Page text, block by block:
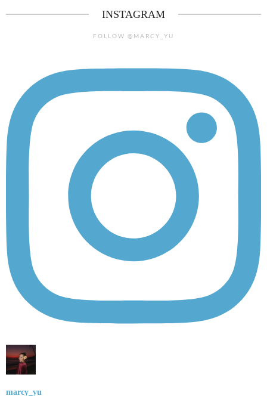
INSTAGRAM
FOLLOW @MARCY_YU
marcy_yu